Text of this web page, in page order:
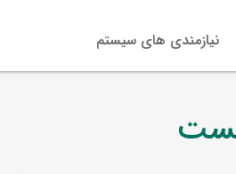
نیازمندی های سیستم